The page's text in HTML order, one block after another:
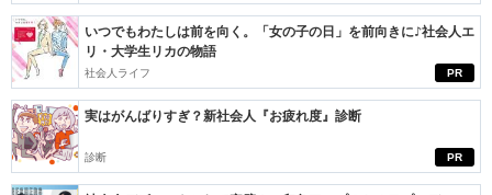
PR
いつでもわたしは前を向く。「女の子の日」を前向きに♪社会人エ
リ・大学生リカの物語
社会人ライフ
PR
実はがんばりすぎ？新社会人『お疲れ度』診断
診断